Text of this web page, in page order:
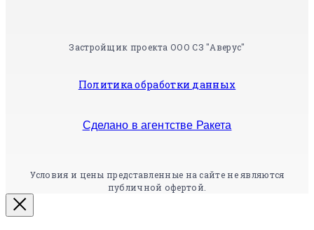
Застройщик проекта ООО СЗ "Аверус"
Политика обработки данных
Сделано в агентстве Ракета
Условия и цены представленные на сайте не являются
публичной офертой.